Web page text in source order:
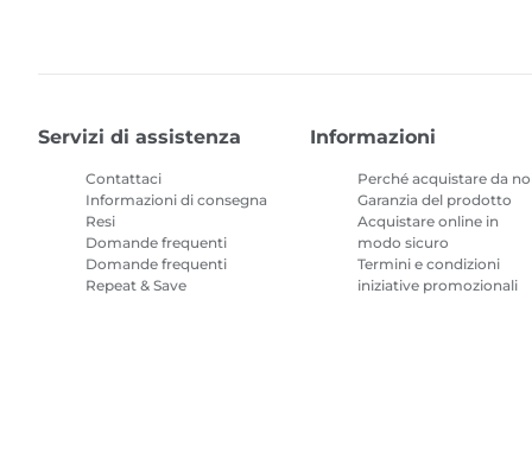
Servizi di assistenza
Contattaci
Informazioni di consegna
Resi
Domande frequenti
Domande frequenti
Repeat & Save
Informazioni
Perché acquistare da
Garanzia del prodotto
Acquistare online in
modo sicuro
Termini e condizioni
iniziative promozionali